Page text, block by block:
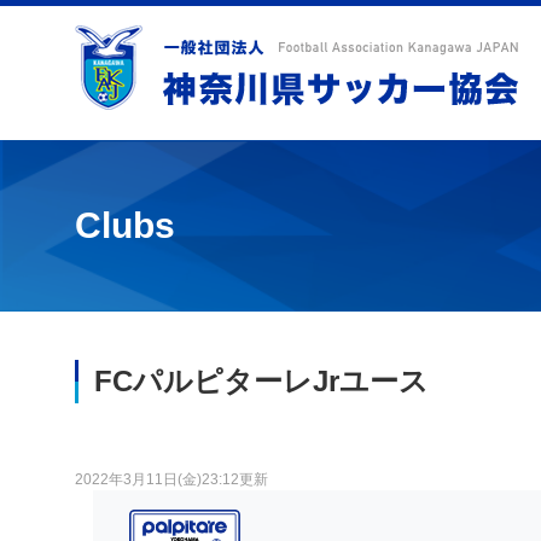
Clubs
FCパルピターレJrユース
2022年3月11日(金)23:12更新